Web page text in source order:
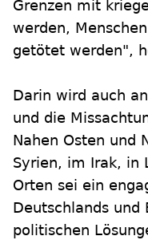
Grenzen mit
werden,
getötet werden",
Darin wird auch
und die
Nahen Osten und
Syrien, im Irak, in
Orten sei ein
Deutschlands und
politischen